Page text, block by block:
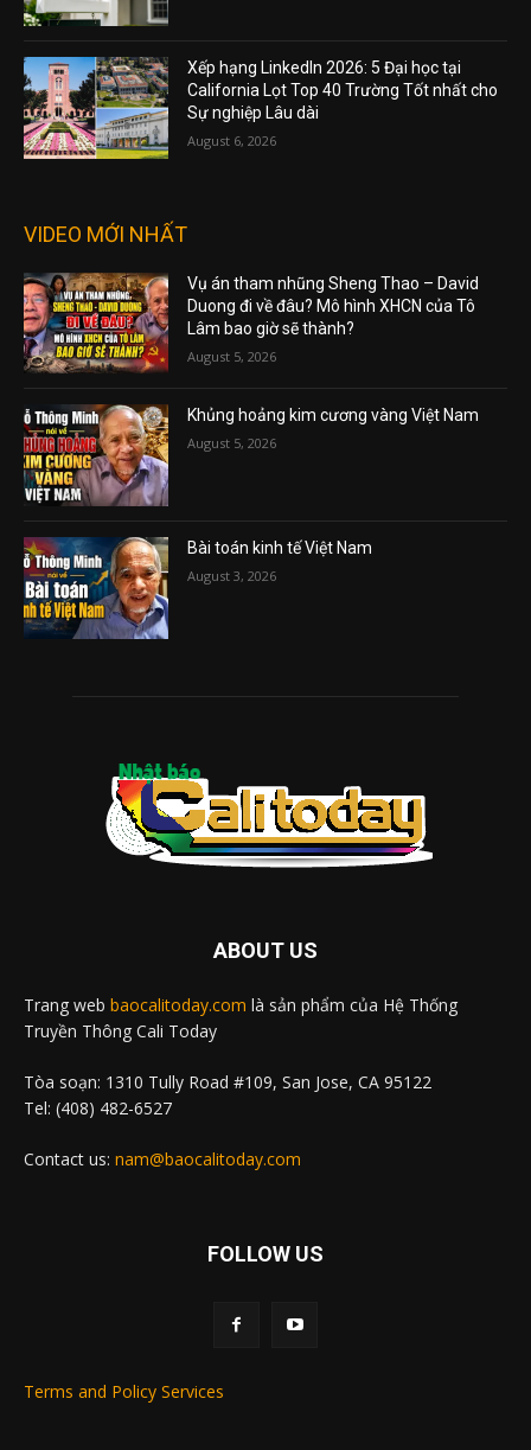
Xếp hạng LinkedIn 2026: 5 Đại học tại
California Lọt Top 40 Trường Tốt nhất cho
Sự nghiệp Lâu dài
August 6, 2026
VIDEO MỚI NHẤT
Vụ án tham nhũng Sheng Thao – David
Duong đi về đâu? Mô hình XHCN của Tô
Lâm bao giờ sẽ thành?
August 5, 2026
Khủng hoảng kim cương vàng Việt Nam
August 5, 2026
Bài toán kinh tế Việt Nam
August 3, 2026
ABOUT US
Trang web baocalitoday.com là sản phẩm của Hệ Thống
Truyền Thông Cali Today
Tòa soạn: 1310 Tully Road #109, San Jose, CA 95122
Tel: (408) 482-6527
Contact us: nam@baocalitoday.com
FOLLOW US
Terms and Policy Services